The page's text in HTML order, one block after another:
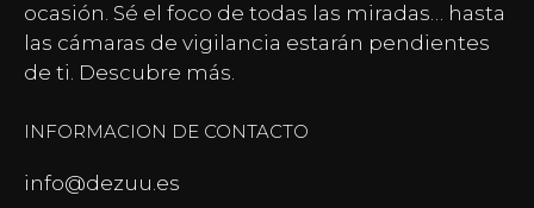
ocasión. Sé el foco de todas las miradas… hasta
las cámaras de vigilancia estarán pendientes
de ti. Descubre más.
INFORMACION DE CONTACTO
info@dezuu.es